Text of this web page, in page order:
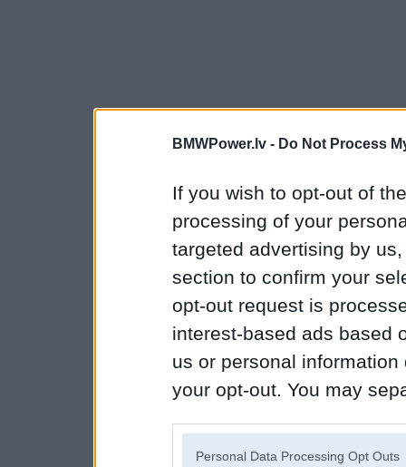
BMWPower.lv - Do Not Process
If you wish to opt-out of
processing of your
targeted advertising by
section to confirm your
opt-out request is
interest-based ads based
us or personal
your opt-out. You may
Personal Data Processing Opt Outs